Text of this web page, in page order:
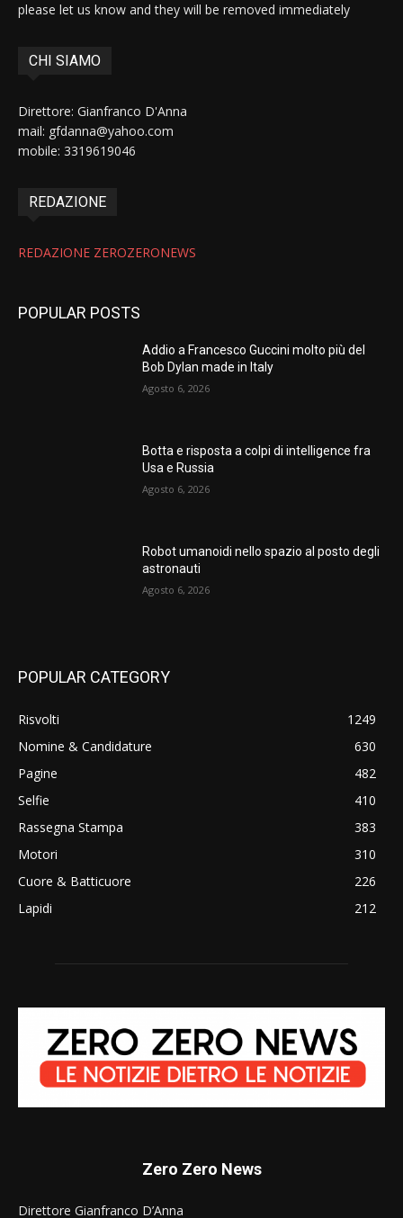
please let us know and they will be removed immediately
CHI SIAMO
Direttore: Gianfranco D'Anna
mail: gfdanna@yahoo.com
mobile: 3319619046
REDAZIONE
REDAZIONE ZEROZERONEWS
POPULAR POSTS
Addio a Francesco Guccini molto più del
Bob Dylan made in Italy
Agosto 6, 2026
Botta e risposta a colpi di intelligence fra
Usa e Russia
Agosto 6, 2026
Robot umanoidi nello spazio al posto degli
astronauti
Agosto 6, 2026
POPULAR CATEGORY
Risvolti
1249
Nomine & Candidature
630
Pagine
482
Selfie
410
Rassegna Stampa
383
Motori
310
Cuore & Batticuore
226
Lapidi
212
Zero Zero News
Direttore Gianfranco D’Anna